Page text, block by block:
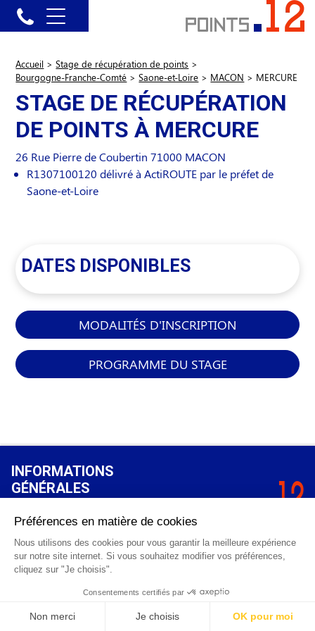
Accueil > Stage de récupération de points >
Bourgogne-Franche-Comté > Saone-et-Loire > MACON > MERCURE
STAGE DE RÉCUPÉRATION
DE POINTS À MERCURE
26 Rue Pierre de Coubertin 71000 MACON
R1307100120 délivré à ActiROUTE par le préfet de
Saone-et-Loire
DATES DISPONIBLES
MODALITÉS D'INSCRIPTION
PROGRAMME DU STAGE
INFORMATIONS
GÉNÉRALES
FAQ
CGV
Mentions légales
Contact
info@points12.fr